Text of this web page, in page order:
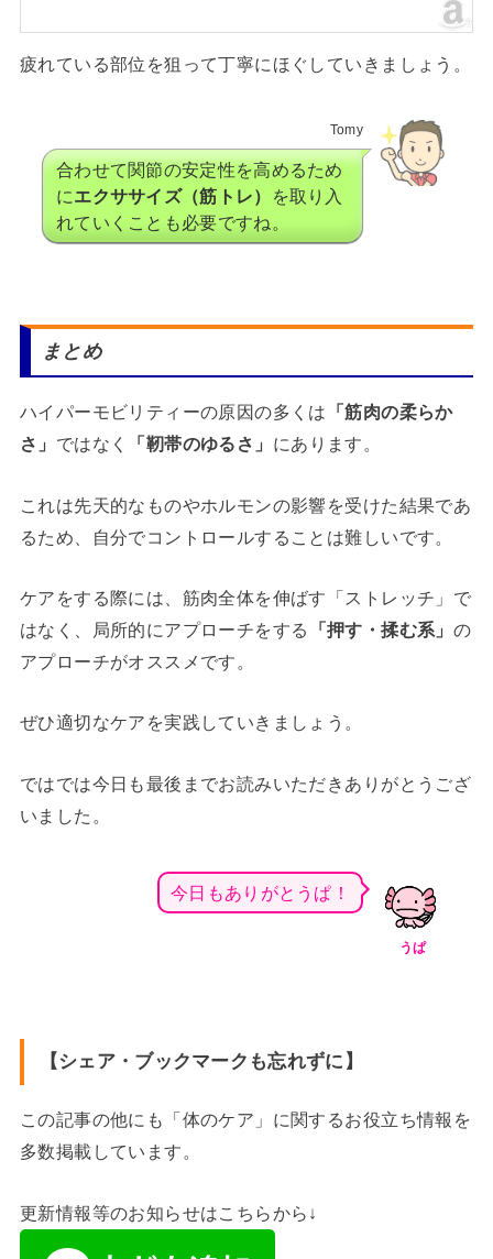
疲れている部位を狙って丁寧にほぐしていきましょう。
Tomy
合わせて関節の安定性を高めるため
にエクササイズ（筋トレ）
を取り入
れていくことも必要ですね。
まとめ
ハイパーモビリティーの原因の多くは
「筋肉の柔らか
さ」 ではなく 「靭帯のゆるさ」 にあります。
これは先天的なものやホルモンの影響を受けた結果であ
るため、自分でコントロールすることは難しいです。
ケアをする際には、筋肉全体を伸ばす「ストレッチ」で
はなく、局所的にアプローチをする
「押す・揉む系」 の
アプローチがオススメです。
ぜひ適切なケアを実践していきましょう。
ではでは今日も最後までお読みいただきありがとうござ
いました。
うぱ
今日もありがとうぱ！
【シェア・ブックマークも忘れずに】
この記事の他にも「体のケア」に関するお役立ち情報を
多数掲載しています。
更新情報等のお知らせはこちらから↓